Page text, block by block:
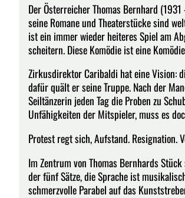
Der Österreicher Thomas Bernhard
seine Romane und Theaterstücke sind
ist ein immer wieder heiteres Spiel am
scheitern. Diese Komödie ist eine
Zirkusdirektor Caribaldi hat eine Vision:
dafür quält er seine Truppe. Nach der
Seiltänzerin jeden Tag die Proben zu
Unfähigkeiten der Mitspieler, muss es
Protest regt sich, Aufstand. Resignation.
Im Zentrum von Thomas Bernhards
der fünf Sätze, die Sprache ist
schmerzvolle Parabel auf das